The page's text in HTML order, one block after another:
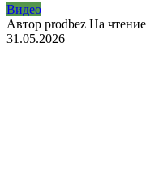
Видео
Автор prodbez На чтение
31.05.2026